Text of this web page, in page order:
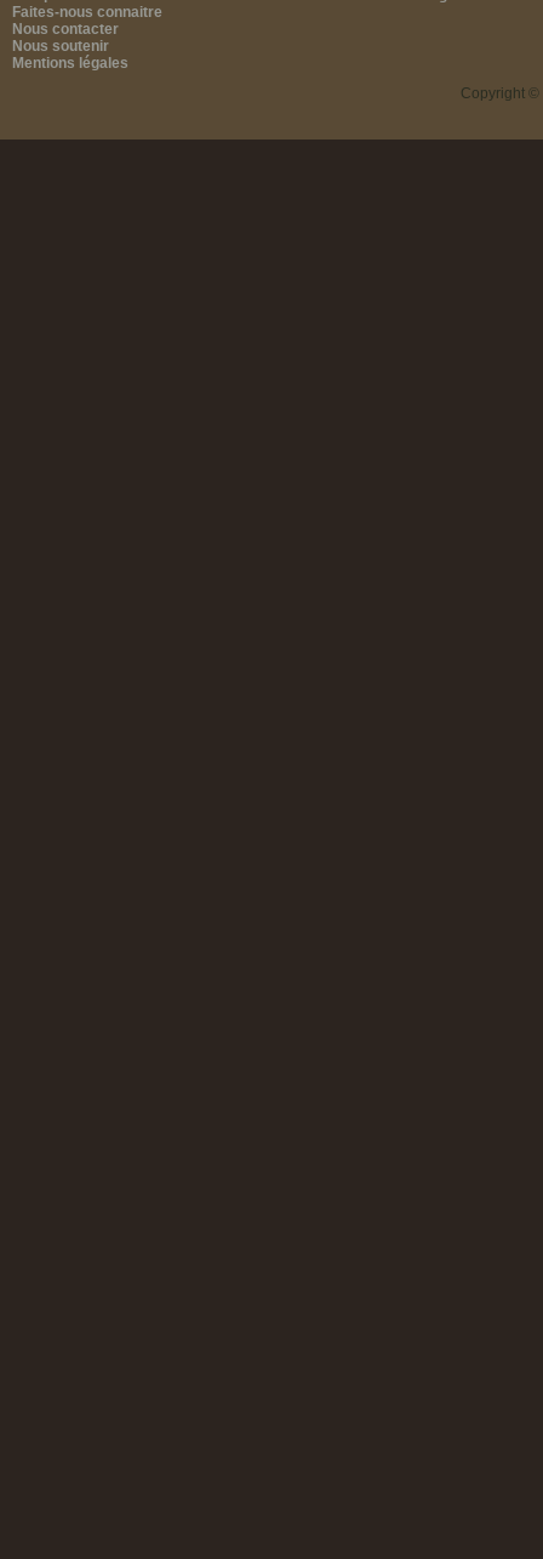
Faites-nous connaitre
Nous contacter
Nous soutenir
Mentions légales
Copyright ©